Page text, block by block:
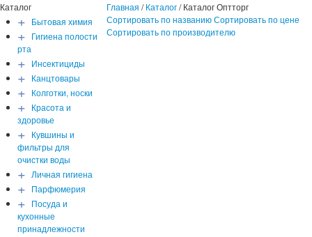
Каталог
+ Бытовая химия
+ Гигиена полости
рта
+ Инсектициды
+ Канцтовары
+ Колготки, носки
+ Красота и
здоровье
+ Кувшины и
фильтры для
очистки воды
+ Личная гигиена
+ Парфюмерия
+ Посуда и
кухонные
принадлежности
Главная /Каталог/Каталог Оптторг
Сортировать по названию Сортировать по цене
Сортировать по производителю